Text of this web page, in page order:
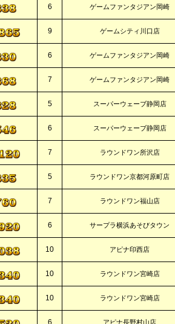
6 ゲームファンタジアン岡崎
9 ゲームシティ川口店
6 ゲームファンタジアン岡崎
7 ゲームファンタジアン岡崎
5 スーパーウェーブ静岡店
6 スーパーウェーブ静岡店
7 ラウンドワン所沢店
5 ラウンドワン京都河原町店
7 ラウンドワン福山店
6 サープラ横浜あそびタウン
10 アピナ印西店
10 ラウンドワン宮崎店
10 ラウンドワン宮崎店
6 アピナ長野村山店